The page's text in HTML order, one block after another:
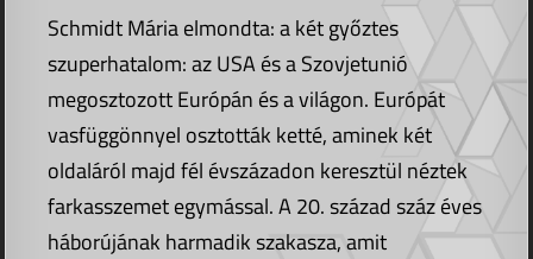
Schmidt Mária elmondta: a két győztes
szuperhatalom: az USA és a Szovjetunió
megosztozott Európán és a világon. Európát
vasfüggönnyel osztották ketté, aminek két
oldaláról majd fél évszázadon keresztül néztek
farkasszemet egymással. A 20. század száz éves
háborújának harmadik szakasza, amit